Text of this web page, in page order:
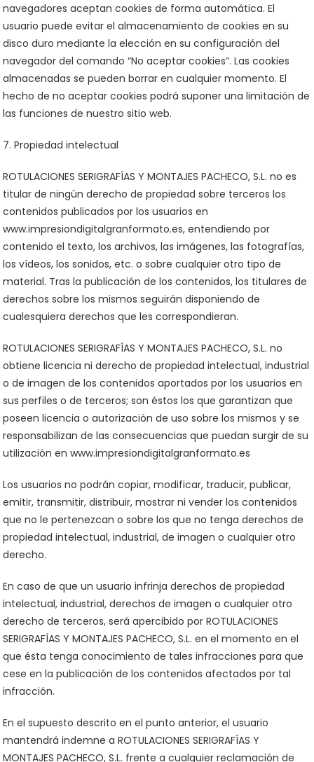
navegadores aceptan cookies de forma automática. El
usuario puede evitar el almacenamiento de cookies en su
disco duro mediante la elección en su configuración del
navegador del comando “No aceptar cookies”. Las cookies
almacenadas se pueden borrar en cualquier momento. El
hecho de no aceptar cookies podrá suponer una limitación de
las funciones de nuestro sitio web.
7. Propiedad intelectual
ROTULACIONES SERIGRAFÍAS Y MONTAJES PACHECO, S.L. no es
titular de ningún derecho de propiedad sobre terceros los
contenidos publicados por los usuarios en
www.impresiondigitalgranformato.es, entendiendo por
contenido el texto, los archivos, las imágenes, las fotografías,
los vídeos, los sonidos, etc. o sobre cualquier otro tipo de
material. Tras la publicación de los contenidos, los titulares de
derechos sobre los mismos seguirán disponiendo de
cualesquiera derechos que les correspondieran.
ROTULACIONES SERIGRAFÍAS Y MONTAJES PACHECO, S.L. no
obtiene licencia ni derecho de propiedad intelectual, industrial
o de imagen de los contenidos aportados por los usuarios en
sus perfiles o de terceros; son éstos los que garantizan que
poseen licencia o autorización de uso sobre los mismos y se
responsabilizan de las consecuencias que puedan surgir de su
utilización en www.impresiondigitalgranformato.es
Los usuarios no podrán copiar, modificar, traducir, publicar,
emitir, transmitir, distribuir, mostrar ni vender los contenidos
que no le pertenezcan o sobre los que no tenga derechos de
propiedad intelectual, industrial, de imagen o cualquier otro
derecho.
En caso de que un usuario infrinja derechos de propiedad
intelectual, industrial, derechos de imagen o cualquier otro
derecho de terceros, será apercibido por ROTULACIONES
SERIGRAFÍAS Y MONTAJES PACHECO, S.L. en el momento en el
que ésta tenga conocimiento de tales infracciones para que
cese en la publicación de los contenidos afectados por tal
infracción.
En el supuesto descrito en el punto anterior, el usuario
mantendrá indemne a ROTULACIONES SERIGRAFÍAS Y
MONTAJES PACHECO, S.L. frente a cualquier reclamación de